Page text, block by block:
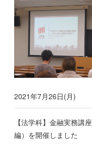
2021年7月26日(月)
【法学科】金融実務講
編）を開催しました